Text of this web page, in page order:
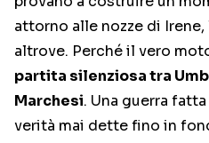
attorno alle nozze di
altrove. Perché il vero
partita silenziosa tra
Marchesi. Una guerra
verità mai dette fino in